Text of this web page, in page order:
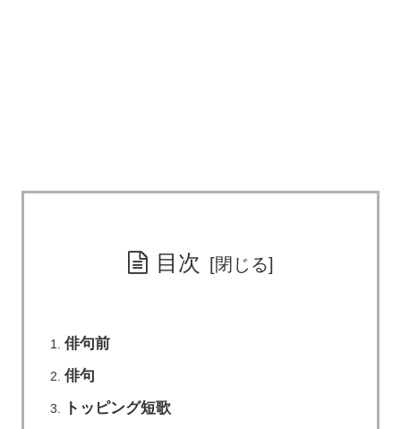
目次
俳句前
俳句
トッピング短歌